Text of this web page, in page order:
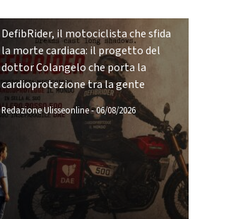
DefibRider, il motociclista che sfida
la morte cardiaca: il progetto del
dottor Colangelo che porta la
cardioprotezione tra la gente
Redazione Ulisseonline-06/08/2026